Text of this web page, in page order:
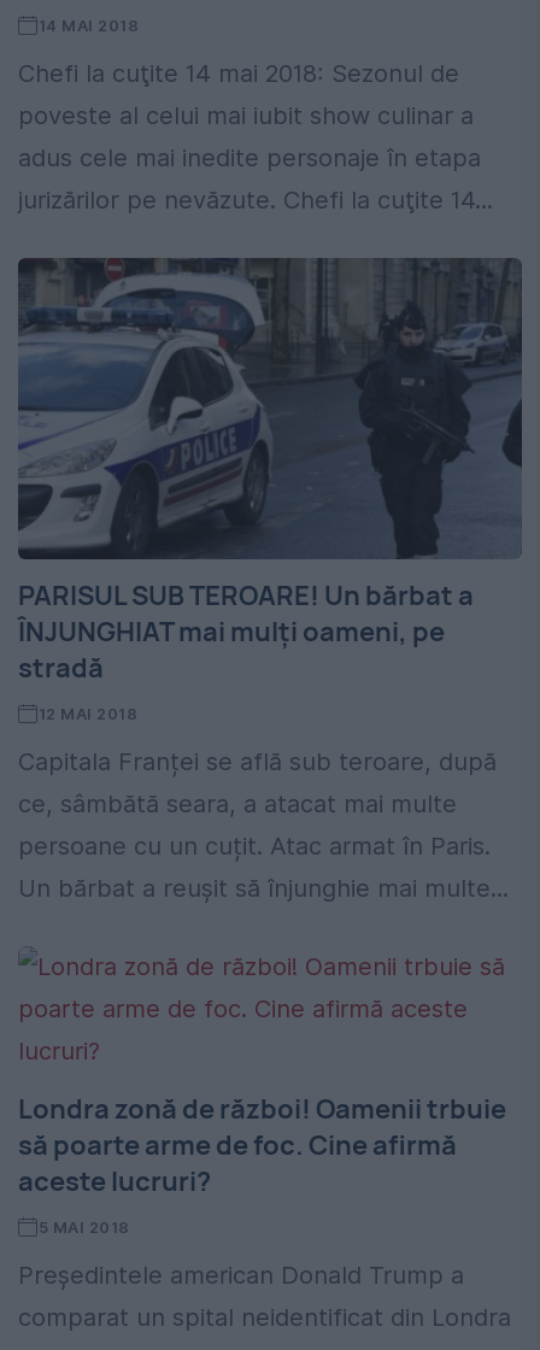
14 MAI 2018
Chefi la cuţite 14 mai 2018: Sezonul de
poveste al celui mai iubit show culinar a
adus cele mai inedite personaje în etapa
jurizărilor pe nevăzute. Chefi la cuţite 14...
PARISUL SUB TEROARE! Un bărbat a
ÎNJUNGHIAT mai mulți oameni, pe
stradă
12 MAI 2018
Capitala Franței se află sub teroare, după
ce, sâmbătă seara, a atacat mai multe
persoane cu un cuțit. Atac armat în Paris.
Un bărbat a reușit să înjunghie mai multe...
Londra zonă de război! Oamenii trbuie
să poarte arme de foc. Cine afirmă
aceste lucruri?
5 MAI 2018
Președintele american Donald Trump a
comparat un spital neidentificat din Londra